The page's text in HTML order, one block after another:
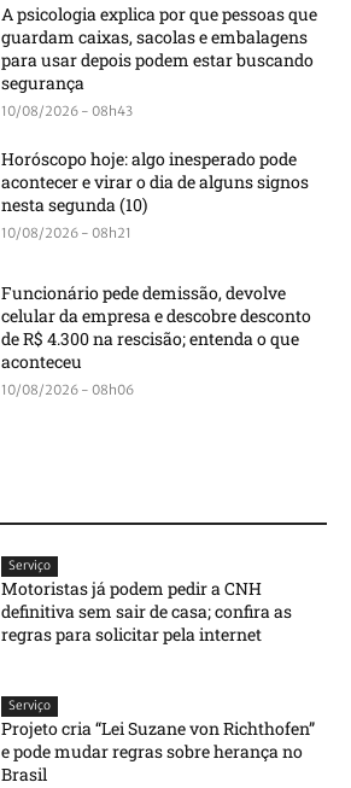
A psicologia explica por que pessoas que
guardam caixas, sacolas e embalagens
para usar depois podem estar buscando
segurança
10/08/2026 - 08h43
Horóscopo hoje: algo inesperado pode
acontecer e virar o dia de alguns signos
nesta segunda (10)
10/08/2026 - 08h21
Funcionário pede demissão, devolve
celular da empresa e descobre desconto
de R$ 4.300 na rescisão; entenda o que
aconteceu
10/08/2026 - 08h06
Serviço
Motoristas já podem pedir a CNH
definitiva sem sair de casa; confira as
regras para solicitar pela internet
Serviço
Projeto cria “Lei Suzane von Richthofen”
e pode mudar regras sobre herança no
Brasil